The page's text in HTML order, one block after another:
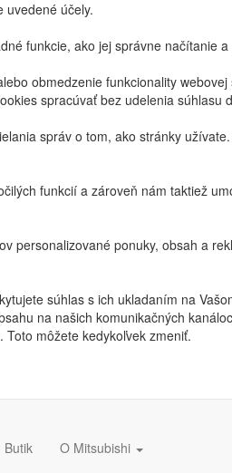
uvedené účely.
funkcie, ako jej správne načítanie
obmedzenie funkcionality webovej
spracúvať bez udelenia súhlasu
správ o tom, ako stránky
funkcií a zároveň nám taktiež
personalizované ponuky, obsah a
súhlas s ich ukladaním na
na našich komunikačných
Toto môžete kedykoľvek zmeniť.
Butik O Mitsubishi